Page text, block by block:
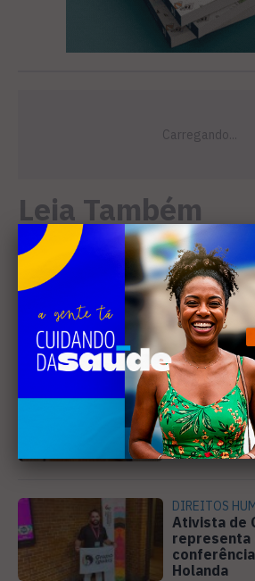
Leia Também
EDUCAÇÃO
Projeto
concurso
estudantes
em Cabo
SANEAMENTO
Câmara de
audiência
discutir
da Prolagos
DIREITOS
Ativista de
representa
Holanda